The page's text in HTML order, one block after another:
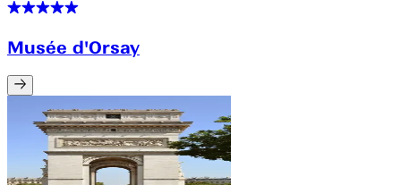
Musée d'Orsay